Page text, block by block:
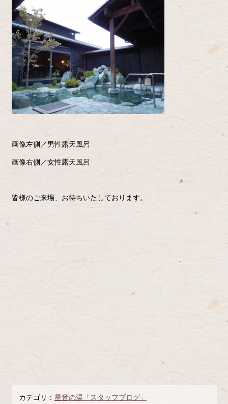
画像左側／男性露天風呂
画像右側／女性露天風呂
皆様のご来場、お待ちいたしております。
カテゴリ： 星音の湯「スタッフブログ」